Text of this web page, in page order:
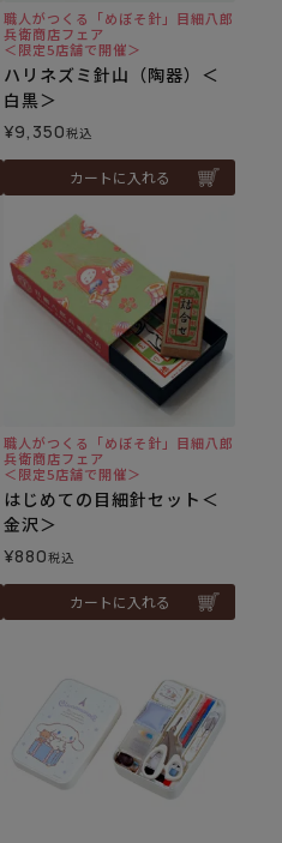
職人がつくる「めぼそ針」目細八郎
兵衛商店フェア
＜限定5店舗で開催＞
ハリネズミ針山（陶器）＜
白黒＞
¥9,350税込
カートに入れる
職人がつくる「めぼそ針」目細八郎
兵衛商店フェア
＜限定5店舗で開催＞
はじめての目細針セット＜
金沢＞
¥880税込
カートに入れる